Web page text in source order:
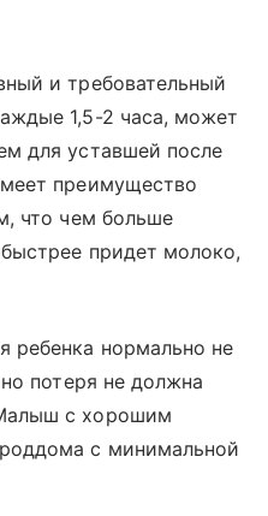
и требовательный
1,5-2 часа, может
для уставшей после
преимущество
что чем больше
придет молоко,
ребенка нормально не
потеря не должна
с хорошим
с минимальной